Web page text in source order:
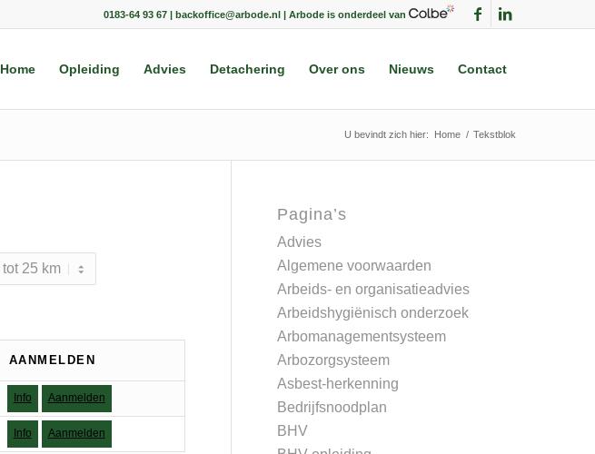
0183-64 93 67 | backoffice@arbode.nl | Arbode is onderdeel van
Home Opleiding Advies Detachering Over ons Nieuws Contact
U bevindt zich hier: Home / Tekstblok
AANMELDEN
Info Aanmelden
Info Aanmelden
Pagina’s
Advies
Algemene voorwaarden
Arbeids- en organisatieadvies
Arbeidshygiënisch onderzoek
Arbomanagementsysteem
Arbozorgsysteem
Asbest-herkenning
Bedrijfsnoodplan
BHV